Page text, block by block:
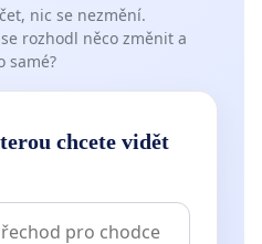
nic se nezmění.
rozhodl něco změnit a
samé?
chcete vidět